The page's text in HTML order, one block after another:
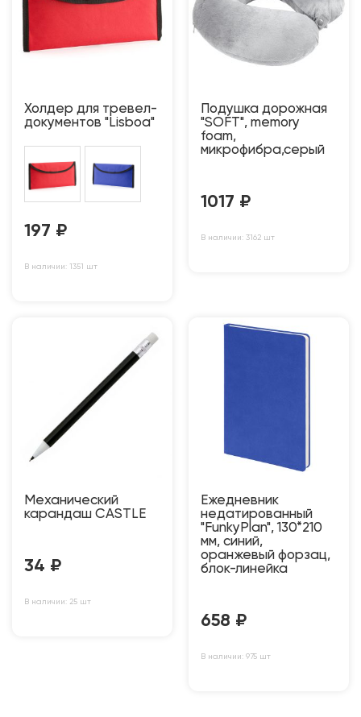
Холдер для тревел-
документов "Lisboa"
197 ₽
В наличии: 1351 шт
Подушка дорожная
"SOFT", memory
foam,
микрофибра,серый
1017 ₽
В наличии: 3162 шт
Механический
карандаш CASTLЕ
34 ₽
В наличии: 25 шт
Ежедневник
недатированный
"FunkyPlan", 130*210
мм, синий,
оранжевый форзац,
блок-линейка
658 ₽
В наличии: 975 шт